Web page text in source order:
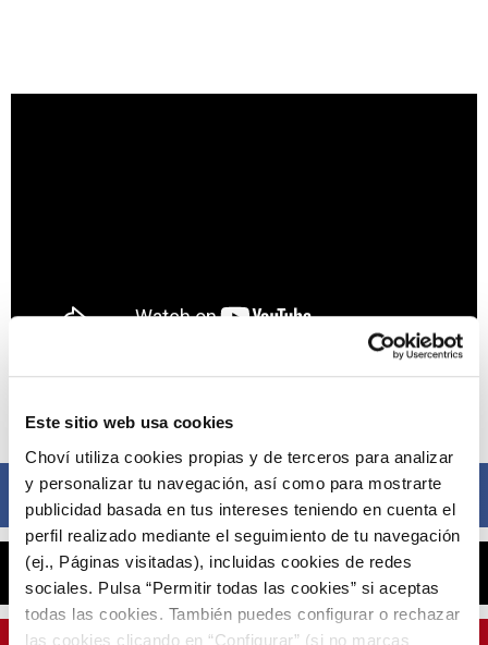
Este sitio web usa cookies
Choví utiliza cookies propias y de terceros para analizar
y personalizar tu navegación, así como para mostrarte
publicidad basada en tus intereses teniendo en cuenta el
perfil realizado mediante el seguimiento de tu navegación
(ej., Páginas visitadas), incluidas cookies de redes
sociales. Pulsa “Permitir todas las cookies” si aceptas
todas las cookies. También puedes configurar o rechazar
las cookies clicando en “Configurar” (si no marcas
Compártelo ahora
Facebook
X